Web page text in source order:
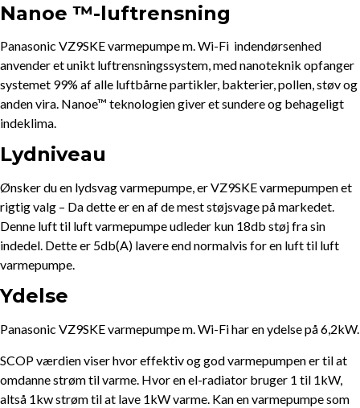
Nanoe ™-luftrensning
Panasonic VZ9SKE varmepumpe m. Wi-Fi indendørsenhed
anvender et unikt luftrensningssystem, med nanoteknik opfanger
systemet 99% af alle luftbårne partikler, bakterier, pollen, støv og
anden vira. Nanoe™ teknologien giver et sundere og behageligt
indeklima.
Lydniveau
Ønsker du en lydsvag varmepumpe, er VZ9SKE varmepumpen et
rigtig valg – Da dette er en af de mest støjsvage på markedet.
Denne luft til luft varmepumpe udleder kun 18db støj fra sin
indedel. Dette er 5db(A) lavere end normalvis for en luft til luft
varmepumpe.
Ydelse
Panasonic VZ9SKE varmepumpe m. Wi-Fi har en ydelse på 6,2kW.
SCOP værdien viser hvor effektiv og god varmepumpen er til at
omdanne strøm til varme. Hvor en el-radiator bruger 1 til 1kW,
altså 1kw strøm til at lave 1kW varme. Kan en varmepumpe som